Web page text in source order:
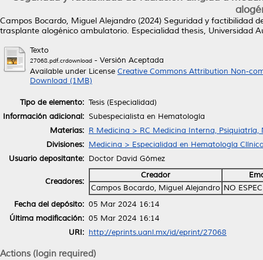
Campos Bocardo, Miguel Alejandro (2024) Seguridad y factibilidad
trasplante alogénico ambulatorio. Especialidad thesis, Universidad
Texto
27068.pdf.crdownload - Versión Aceptada
Available under License Creative Commons Attribution Non-
Download (1MB)
Tipo de elemento: Tesis (Especialidad)
Información adicional: Subespecialista en Hematología
Materias: R Medicina > RC Medicina Interna, Psiquiatría,
Divisiones: Medicina > Especialidad en Hematología
Usuario depositante: Doctor David Gómez
Creadores:
Creador
Campos Bocardo, Miguel Alejandro NO
Fecha del depósito: 05 Mar 2024 16:14
Última modificación: 05 Mar 2024 16:14
URI: http://eprints.uanl.mx/id/eprint/27068
Actions (login required)